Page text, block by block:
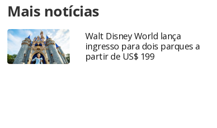
https://www.panrotas.com.br/viagens-
corporativas/agenciasdeviagens/2017/07/presidente-da-
alatur-jtb-reafirma-compromisso-com-brasil_148311.html
ou as ferramentas oferecidas na página. Todo o conteúdo
produzido pela PANROTAS Editora é protegido pela
legislação brasileira sobre direito autoral. Não reproduza o
Mais notícias
Walt Disney World lança
ingresso para dois parques a
partir de US$ 199